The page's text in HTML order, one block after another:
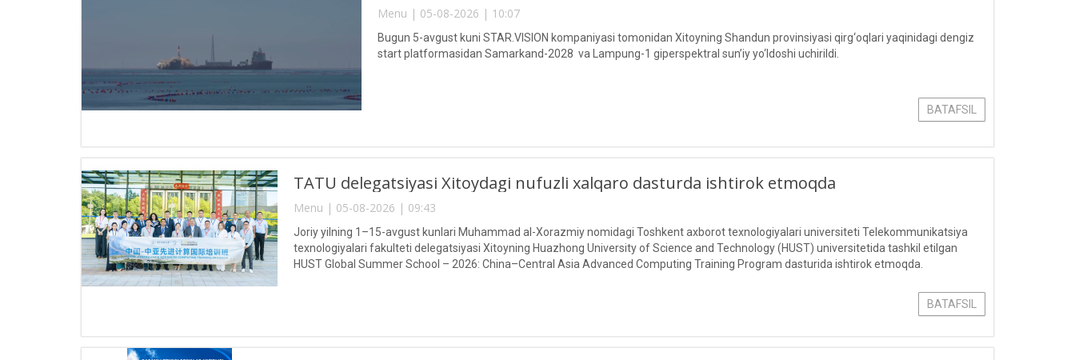
Menu | 05-08-2026 | 10:07
Bugun 5-avgust kuni STAR.VISION kompaniyasi tomonidan Xitoyning Shandun provinsiyasi qirg‘oqlari yaqinidagi dengiz
start platformasidan Samarkand-2028 va Lampung-1 giperspektral sun’iy yo‘ldoshi uchirildi.
BATAFSIL
TATU delegatsiyasi Xitoydagi nufuzli xalqaro dasturda ishtirok etmoqda
Menu | 05-08-2026 | 09:43
Joriy yilning 1–15-avgust kunlari Muhammad al-Xorazmiy nomidagi Toshkent axborot texnologiyalari universiteti Telekommunikatsiya
texnologiyalari fakulteti delegatsiyasi Xitoyning Huazhong University of Science and Technology (HUST) universitetida tashkil etilgan
HUST Global Summer School – 2026: China–Central Asia Advanced Computing Training Program dasturida ishtirok etmoqda.
BATAFSIL